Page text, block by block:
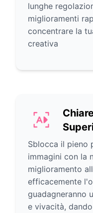
lunghe
miglioramenti
concentrare la
creativa
Sblocca il pieno
immagini con la
miglioramento
efficacemente
guadagneranno
e vivacità,